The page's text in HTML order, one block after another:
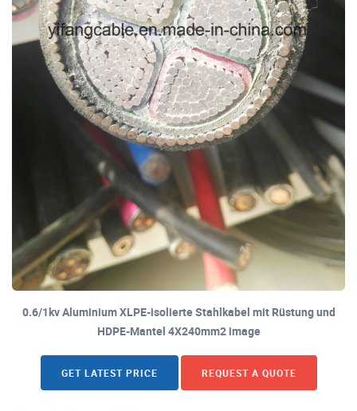
0.6/1kv Aluminium XLPE-isolierte Stahlkabel mit Rüstung und
HDPE-Mantel 4X240mm2 image
GET LATEST PRICE REQUEST A QUOTE